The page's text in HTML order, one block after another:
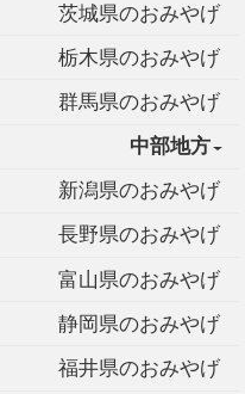
茨城県のおみやげ
栃木県のおみやげ
群馬県のおみやげ
中部地方
新潟県のおみやげ
長野県のおみやげ
富山県のおみやげ
静岡県のおみやげ
福井県のおみやげ